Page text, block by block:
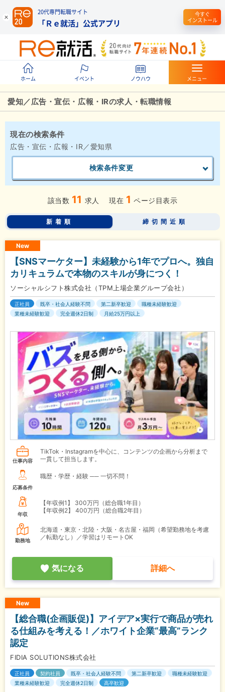
20代専門転職サイト
「Ｒｅ就活」公式アプリ
今すぐ
インストール
ホーム イベント ノウハウ メニュー
愛知／広告・宣伝・広報・IRの求人・転職情報
現在の検索条件
広告・宣伝・広報・IR／愛知県
検索条件変更
該当数 11 求人 現在 1 ページ目表示
新着順 締切間近順
New
【SNSマーケター】未経験から1年でプロへ。独自
カリキュラムで本物のスキルが身につく！
ソーシャルシフト株式会社（TPM上場企業グループ会社）
正社員 既卒・社会人経験不問 第二新卒歓迎
職種未経験歓迎
業種未経験歓迎
完全週休2日制 月給25万円以上
仕事内容
TikTok・Instagramを中心に、コンテンツの企画から分析まで
一貫して担当します。
応募条件
職歴・学歴・経験 ── 一切不問！
年収
【年収例1】
300万円（総合職1年目）
【年収例2】
400万円（総合職2年目）
勤務地
北海道・東京・北陸・大阪・名古屋・福岡（希望勤務地を考慮
／転勤なし）／学習はリモートOK
気になる 詳細へ
New
【総合職(企画販促)】アイデア×実行で商品が売れ
る仕組みを考える！／ホワイト企業“最高”ランク
認定
FIDIA SOLUTIONS株式会社
正社員 契約社員 既卒・社会人経験不問 第二新卒歓迎
職種未経験歓迎
業種未経験歓迎
完全週休2日制 高卒歓迎